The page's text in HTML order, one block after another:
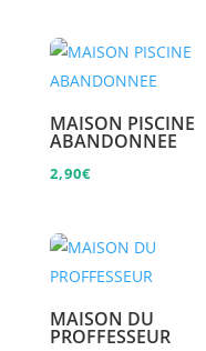
MAISON PISCINE
ABANDONNEE
2,90€
MAISON DU
PROFFESSEUR